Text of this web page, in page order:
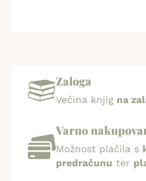
Zaloga
Večina knjig na
Varno
Možnost plačila s
predračunu ter